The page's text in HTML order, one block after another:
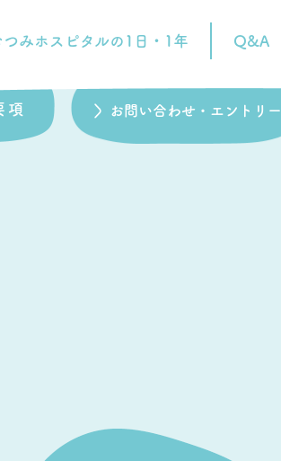
つみホスピタルの1日・1年 Q&A
項 お問い合わせ・エントリー